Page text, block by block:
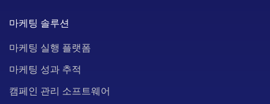
마케팅 솔루션
마케팅 실행 플랫폼
마케팅 성과 추적
캠페인 관리 소프트웨어